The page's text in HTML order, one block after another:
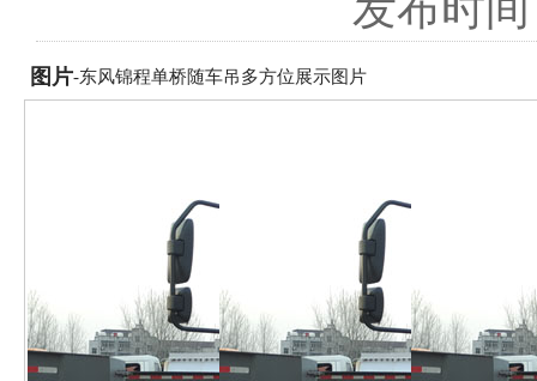
图片-东风锦程单桥随车吊多方位展示图片